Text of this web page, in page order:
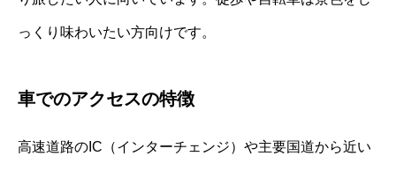
っくり味わいたい方向けです。
車でのアクセスの特徴
高速道路のIC（インターチェンジ）や主要国道から近い